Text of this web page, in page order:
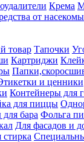
Крема
от
товар Тапочки
Картриджи
и ценники
Контейнеры для
для пиццы
бара Фольга
Для фасадов и